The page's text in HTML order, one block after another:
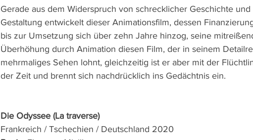
Gerade aus dem Widerspruch von schrecklicher Geschichte
Gestaltung entwickelt dieser Animationsfilm, dessen
bis zur Umsetzung sich über zehn Jahre hinzog, seine
Überhöhung durch Animation diesen Film, der in seinem
mehrmaliges Sehen lohnt, gleichzeitig ist er aber mit der
der Zeit und brennt sich nachdrücklich ins Gedächtnis ein.
Die Odyssee (La traverse)
Frankreich / Tschechien / Deutschland 2020